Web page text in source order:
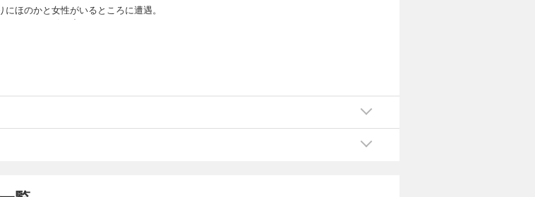
ほのかと女性がいるところに遭遇。
てよ」と引き止められて…！？